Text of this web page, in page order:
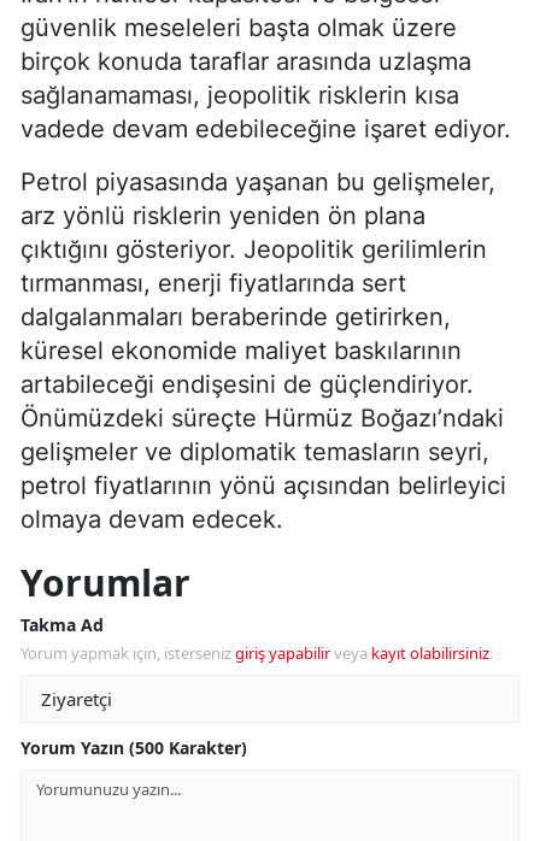
güvenlik meseleleri başta olmak üzere
birçok konuda taraflar arasında uzlaşma
sağlanamaması, jeopolitik risklerin kısa
vadede devam edebileceğine işaret ediyor.
Petrol piyasasında yaşanan bu gelişmeler,
arz yönlü risklerin yeniden ön plana
çıktığını gösteriyor. Jeopolitik gerilimlerin
tırmanması, enerji fiyatlarında sert
dalgalanmaları beraberinde getirirken,
küresel ekonomide maliyet baskılarının
artabileceği endişesini de güçlendiriyor.
Önümüzdeki süreçte Hürmüz Boğazı’ndaki
gelişmeler ve diplomatik temasların seyri,
petrol fiyatlarının yönü açısından belirleyici
olmaya devam edecek.
Yorumlar
Takma Ad
Yorum yapmak için, istersenizgiriş yapabilirveya kayıt olabilirsiniz.
Yorum Yazın (500 Karakter)